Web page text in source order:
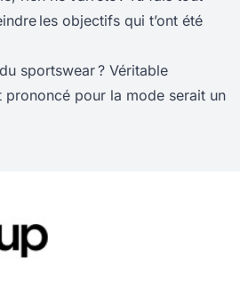
les objectifs qui t’ont été
sportswear ? Véritable
prononcé pour la mode serait un